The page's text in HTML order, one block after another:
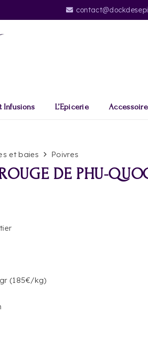
Infusions L’Epicerie
et baies Poivres
DE PHU-
(185€/kg)